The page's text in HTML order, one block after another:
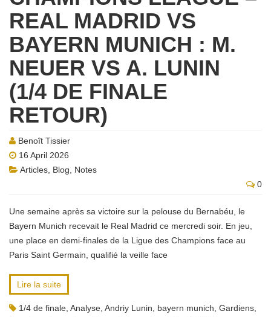
REAL MADRID VS
BAYERN MUNICH : M.
NEUER VS A. LUNIN
(1/4 DE FINALE
RETOUR)
Benoît Tissier
16 April 2026
Articles Blog
Notes
0
Une semaine après sa victoire sur la pelouse du Bernabéu, le
Bayern Munich recevait le Real Madrid ce mercredi soir. En jeu,
une place en demi-finales de la Ligue des Champions face au
Paris Saint Germain, qualifié la veille face
Lire la suite
1/4 de finale Analyse Andriy Lunin bayern munich Gardiens